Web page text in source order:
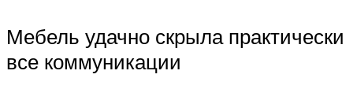
Мебель удачно скрыла практически
все коммуникации